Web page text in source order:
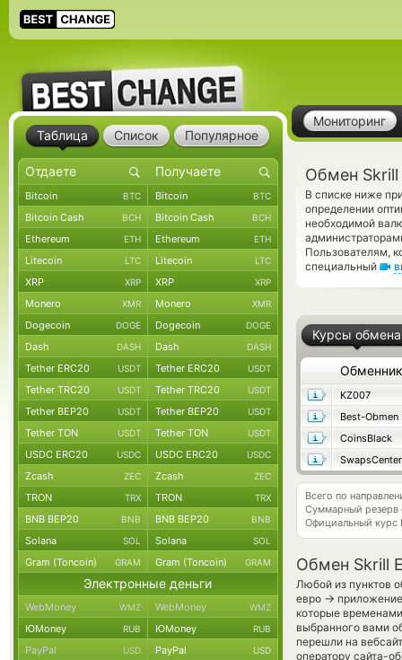
Мониторинг
Обмен Skrill
В списке ниже
определении
необходимой
Пользователям,
специальный
Курсы обмена
Обменник
KZ007
Best-Obmen
CoinsBlack
SwapsCenter
Всего по
Суммарный резерв
Официальный курс
Обмен Skrill
Любой из пунктов
евро →
которые
выбранного вами
перешли на
оператору сайта-
Таблица Список Популярное
Bitcoin BTC Bitcoin BTC
Bitcoin Cash BCH Bitcoin Cash BCH
Ethereum ETH Ethereum ETH
Litecoin LTC Litecoin LTC
XRP XRP XRP XRP
Monero XMR Monero XMR
Dogecoin DOGE Dogecoin DOGE
Dash DASH Dash DASH
Tether ERC20 USDT Tether ERC20 USDT
Tether TRC20 USDT Tether TRC20 USDT
Tether BEP20 USDT Tether BEP20 USDT
Tether TON USDT Tether TON USDT
USDC ERC20 USDC USDC ERC20 USDC
Zcash ZEC Zcash ZEC
TRON TRX TRON TRX
BNB BEP20 BNB BNB BEP20 BNB
Solana SOL Solana SOL
Gram (Toncoin) GRAM Gram (Toncoin) GRAM
Электронные деньги
WebMoney WMZ WebMoney WMZ
ЮMoney RUB ЮMoney RUB
PayPal USD PayPal USD